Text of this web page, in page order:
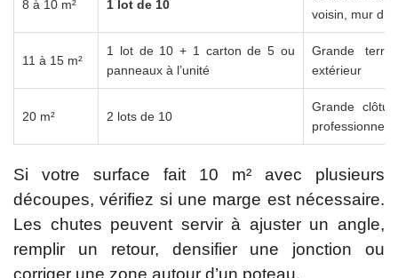
8 à 10 m² 1 lot de 10
voisin, mur
11 à 15 m²
1 lot de 10 + 1 carton de 5 ou
panneaux à l’unité
Grande
extérieur
20 m² 2 lots de 10
Grande
professionnel
Si votre surface fait 10 m² avec plusieurs
découpes, vérifiez si une marge est nécessaire.
Les chutes peuvent servir à ajuster un angle,
remplir un retour, densifier une jonction ou